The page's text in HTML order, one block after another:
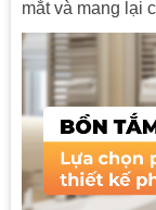
mắt và mang lại